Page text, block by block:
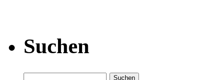
Suchen